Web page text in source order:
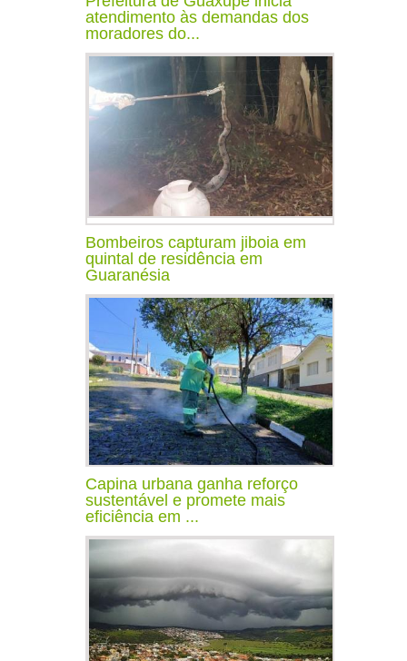
atendimento às demandas dos
moradores do...
Bombeiros capturam jiboia em
quintal de residência em
Guaranésia
Capina urbana ganha reforço
sustentável e promete mais
eficiência em ...